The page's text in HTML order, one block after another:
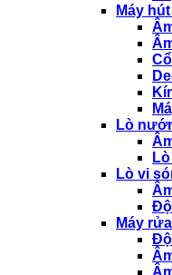
Máy
Lò
Lò vi
Máy